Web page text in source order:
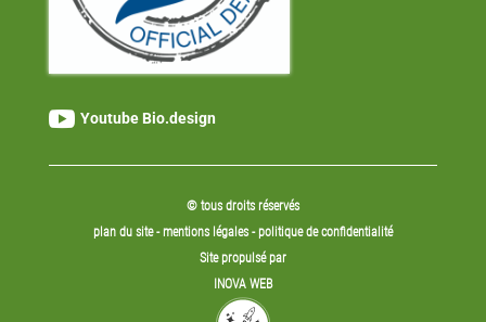
 Youtube Bio.design
© tous droits réservés
plan du site-mentions légales -politique de confidentialité
Site propulsé par
INOVA WEB